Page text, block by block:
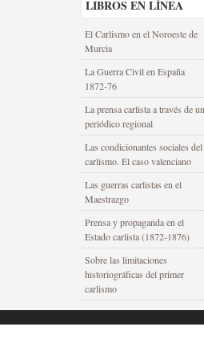
LIBROS EN LÍNEA
El Carlismo en el Noroeste de
Murcia
La Guerra Civil en España
1872-76
La prensa carlista a través de un
periódico regional
Las condicionantes sociales del
carlismo. El caso valenciano
Las guerras carlistas en el
Maestrazgo
Prensa y propaganda en el
Estado carlista (1872-1876)
Sobre las limitaciones
historiográficas del primer
carlismo